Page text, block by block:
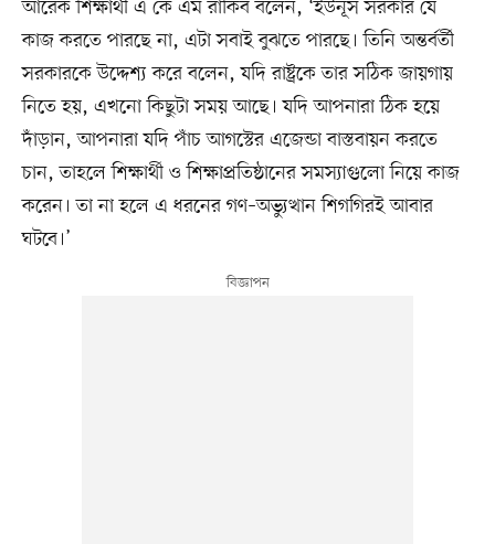
আরেক শিক্ষার্থী এ কে এম রাকিব বলেন, ‘ইউনূস সরকার যে
কাজ করতে পারছে না, এটা সবাই বুঝতে পারছে। তিনি অন্তর্বর্তী
সরকারকে উদ্দেশ্য করে বলেন, যদি রাষ্ট্রকে তার সঠিক জায়গায়
নিতে হয়, এখনো কিছুটা সময় আছে। যদি আপনারা ঠিক হয়ে
দাঁড়ান, আপনারা যদি পাঁচ আগস্টের এজেন্ডা বাস্তবায়ন করতে
চান, তাহলে শিক্ষার্থী ও শিক্ষাপ্রতিষ্ঠানের সমস্যাগুলো নিয়ে কাজ
করেন। তা না হলে এ ধরনের গণ–অভ্যুত্থান শিগগিরই আবার
ঘটবে।’